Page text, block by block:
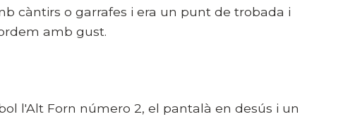
càntirs o garrafes i era un punt de trobada i
amb gust.
l'Alt Forn número 2, el pantalà en desús i un